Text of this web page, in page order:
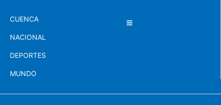
CUENCA
NACIONAL
DEPORTES
MUNDO